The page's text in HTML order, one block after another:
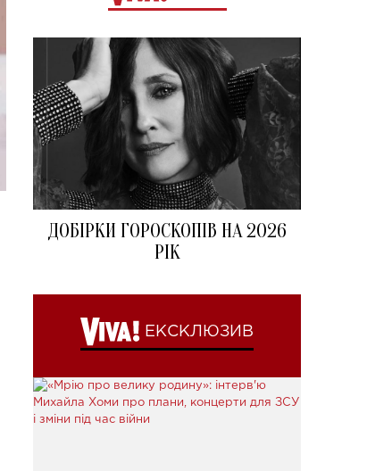
ДОБІРКИ ГОРОСКОПІВ НА 2026
РІК
ЕКСКЛЮЗИВ